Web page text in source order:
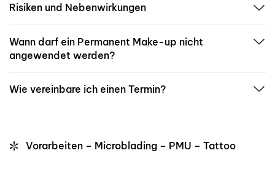
Risiken und Nebenwirkungen
Wann darf ein Permanent Make-up nicht
angewendet werden?
Wie vereinbare ich einen Termin?
Vorarbeiten – Microblading – PMU – Tattoo